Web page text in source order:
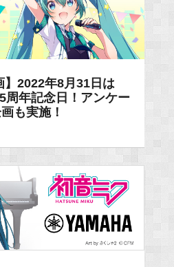
】2022年8月31日は
周年記念日！アンケー
も実施！